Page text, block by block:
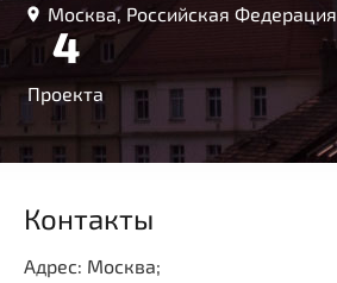
Москва, Российская Федерация
4
Проекта
Контакты
Адрес: Москва;